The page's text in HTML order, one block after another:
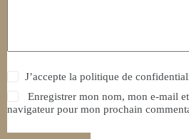
J’accepte lapolitique de
Enregistrer mon nom, mon e-mail
navigateur pour mon prochain